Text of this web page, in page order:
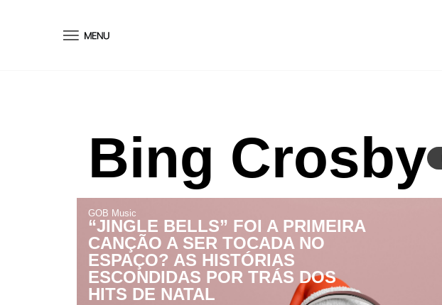
Bing Crosby
GOB Music
“JINGLE BELLS” FOI A PRIMEIRA
CANÇÃO A SER TOCADA NO
ESPAÇO? AS HISTÓRIAS
ESCONDIDAS POR TRÁS DOS
HITS DE NATAL